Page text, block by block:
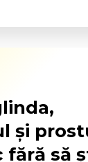
şi
fără să